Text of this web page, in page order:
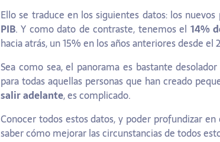
Ello se traduce en los siguientes datos: los
PIB. Y como dato de contraste, tenemos el 14%
hacia atrás, un 15% en los años anteriores desde el
Sea como sea, el panorama es bastante
para todas aquellas personas que han creado
salir adelante, es complicado.
Conocer todos estos datos, y poder profundizar en
saber cómo mejorar las circunstancias de todos